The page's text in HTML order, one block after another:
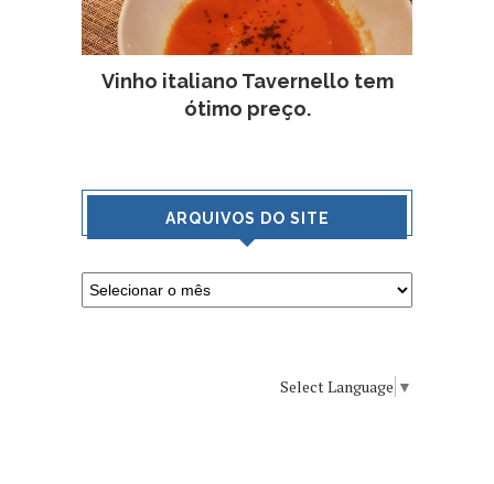
Vinho italiano Tavernello tem
ótimo preço.
ARQUIVOS DO SITE
Select Language ▼